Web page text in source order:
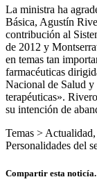
La ministra ha
Básica, Agustín
contribución al
de 2012 y
en temas tan
farmacéuticas
Nacional de Salud
terapéuticas».
su intención de
Temas >Actualidad,
Personalidades del
Compartir esta noticía.